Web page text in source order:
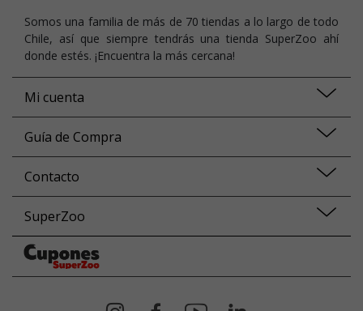
Somos una familia de más de 70 tiendas a lo largo de todo
Chile, así que siempre tendrás una tienda SuperZoo ahí
donde estés. ¡Encuentra la más cercana!
Mi cuenta
Guía de Compra
Contacto
SuperZoo